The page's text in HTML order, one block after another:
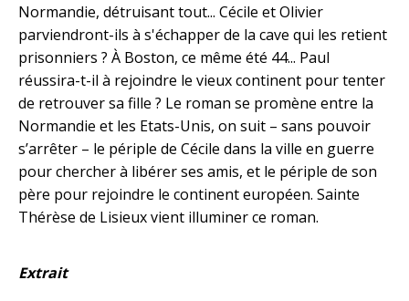
Normandie, détruisant tout... Cécile et Olivier
parviendront-ils à s'échapper de la cave qui les retient
prisonniers ? À Boston, ce même été 44... Paul
réussira-t-il à rejoindre le vieux continent pour tenter
de retrouver sa fille ? Le roman se promène entre la
Normandie et les Etats-Unis, on suit – sans pouvoir
s’arrêter – le périple de Cécile dans la ville en guerre
pour chercher à libérer ses amis, et le périple de son
père pour rejoindre le continent européen. Sainte
Thérèse de Lisieux vient illuminer ce roman.
Extrait